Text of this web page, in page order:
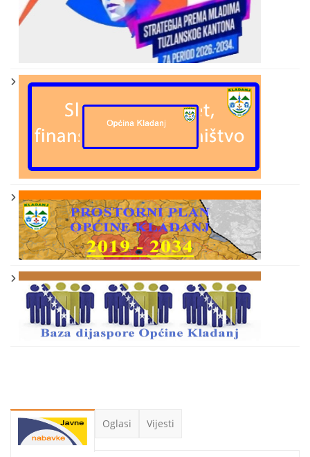
Oglasi Vijesti